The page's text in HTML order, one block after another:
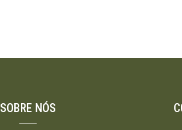
SOBRE NÓS